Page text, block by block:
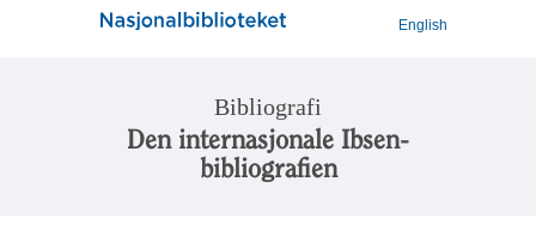
English
Bibliografi
Den internasjonale Ibsen-
bibliografien